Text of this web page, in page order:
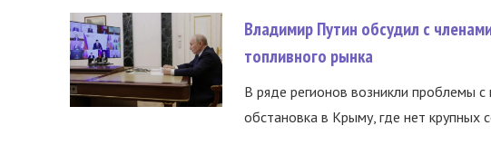
Владимир Путин обсудил с
топливного рынка
В ряде регионов возникли проблемы
обстановка в Крыму, где нет крупных